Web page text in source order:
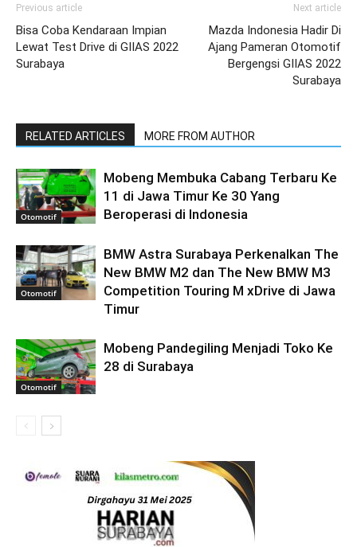
Previous article
Bisa Coba Kendaraan Impian
Lewat Test Drive di GIIAS 2022
Surabaya
Next article
Mazda Indonesia Hadir Di
Ajang Pameran Otomotif
Bergengsi GIIAS 2022
Surabaya
RELATED ARTICLES MORE FROM AUTHOR
Otomotif
Mobeng Membuka Cabang Terbaru Ke
11 di Jawa Timur Ke 30 Yang
Beroperasi di Indonesia
Otomotif
BMW Astra Surabaya Perkenalkan The
New BMW M2 dan The New BMW M3
Competition Touring M xDrive di Jawa
Timur
Otomotif
Mobeng Pandegiling Menjadi Toko Ke
28 di Surabaya